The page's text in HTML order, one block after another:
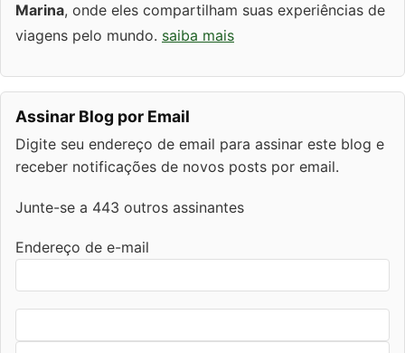
Marina, onde eles compartilham suas experiências de
viagens pelo mundo. saiba mais
Assinar Blog por Email
Digite seu endereço de email para assinar este blog e
receber notificações de novos posts por email.
Junte-se a 443 outros assinantes
Endereço de e-mail